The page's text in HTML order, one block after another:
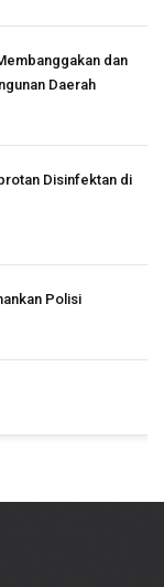
dan
Daerah
Disinfektan di
Polisi